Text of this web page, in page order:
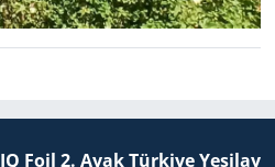
IQ Foil 2. Ayak Tür­ki­ye Ye­şi­lay